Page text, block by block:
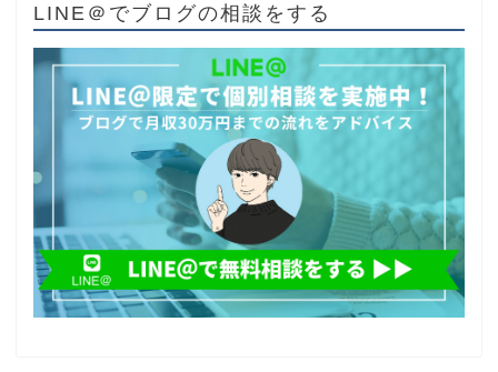
LINE＠でブログの相談をする